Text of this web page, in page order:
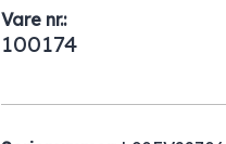
Vare nr.:
100174